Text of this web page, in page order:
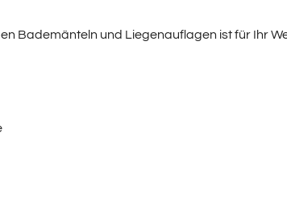
Bademänteln und Liegenauflagen ist für Ihr